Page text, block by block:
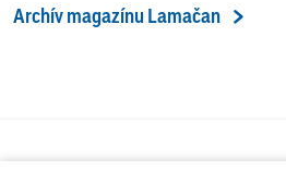
Archív magazínu Lamačan